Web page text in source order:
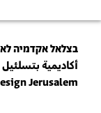
בצלאל אקדמיה
أكاديمية
Jerusalem